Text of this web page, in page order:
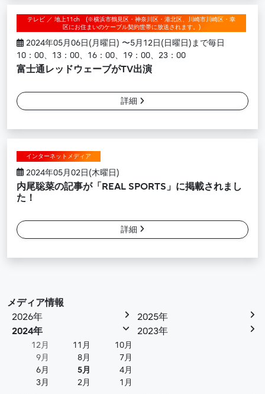
テレビ ／ 地上11ch (※横浜市鶴見区・神奈川区・港北区、川崎市川崎区・幸
区にお住まいのケーブル契約世帯に放送されます。)
2024年05月06日(月曜日) 〜5月12日(日曜日)まで毎日
10：00、13：00、16：00、19：00、23：00
富士通レッドウェーブがTV出演
詳細
インターネットメディア
2024年05月02日(木曜日)
内尾聡菜の記事が「REAL SPORTS」に掲載されまし
た！
詳細
メディア情報
2026年
2025年
2024年
12月 11月
10月
9月
8月
7月
6月
5月
4月
3月
2月 1月
2023年